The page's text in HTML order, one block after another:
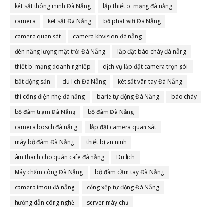
két sắt thông minh Đà Nẵng
lắp thiết bị mạng đà nẵng
camera
két sắt Đà Nẵng
bộ phát wifi Đà Nẵng
camera quan sát
camera kbvision đà nẵng
đèn năng lượng mặt trời Đà Nẵng
lắp đặt báo cháy đà nẵng
thiết bị mạng doanh nghiệp
dịch vụ lắp đặt camera trọn gói
bất động sản
du lịch Đà Nẵng
két sắt vân tay Đà Nẵng
thi công điện nhẹ đà nẵng
barie tự động Đà Nẵng
báo cháy
bộ đàm trạm Đà Nẵng
bộ đàm Đà Nẵng
camera bosch đà nẵng
lắp đặt camera quan sát
máy bộ đàm Đà Nẵng
thiết bị an ninh
âm thanh cho quán cafe đà nẵng
Du lịch
Máy chấm công Đà Nẵng
bộ đàm cầm tay Đà Nẵng
camera imou đà nẵng
cổng xếp tự động Đà Nẵng
hướng dẫn công nghệ
server máy chủ